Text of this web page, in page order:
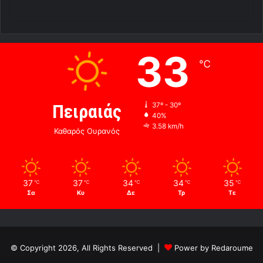
Πειραιάς
Καθαρός Ουρανός
33 ℃
37º - 30º
40%
3.58 km/h
37 ℃
Σα
37 ℃
Κυ
34 ℃
Δε
34 ℃
Τρ
35 ℃
Τε
© Copyright 2026, All Rights Reserved |
Power by Redaroume